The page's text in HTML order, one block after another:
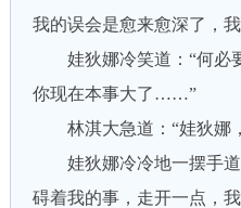
我的误会是愈来愈深了，
娃狄娜冷笑道：“何必要
你现在本事大了……”
林淇大急道：“娃狄娜
娃狄娜冷冷地一摆手道
碍着我的事，走开一点，